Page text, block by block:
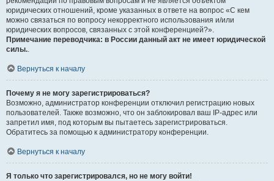
юридических отношений, кроме указанных в ответе на вопрос «С кем
можно связаться по вопросу некорректного использования и/или
юридических вопросов, связанных с этой конференцией?».
Примечание переводчика: в России данный акт не имеет юридической
силы..
Вернуться к началу
Почему я не могу зарегистрироваться?
Возможно, администратор конференции отключил регистрацию новых
пользователей. Также возможно, что он заблокировал ваш IP-адрес или
запретил имя, под которым вы пытаетесь зарегистрироваться.
Обратитесь за помощью к администратору конференции.
Вернуться к началу
Я только что зарегистрировался, но не могу войти!